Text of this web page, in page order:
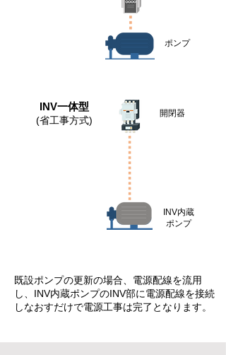
​ポンプ
INV一体型
(省工事方式)
​開閉器
INV内蔵
​ポンプ
既設ポンプの更新の場合、電源配線を流用
し、INV内蔵ポンプのINV部に電源配線を接続
しなおすだけで電源工事は完了となります。